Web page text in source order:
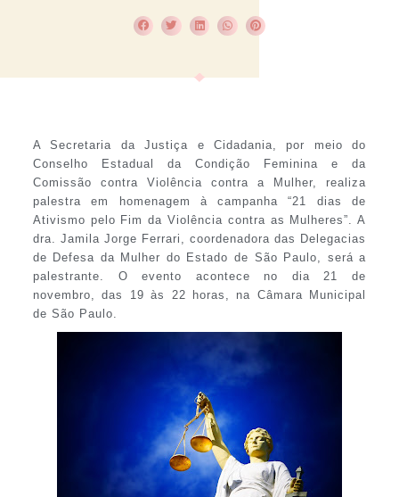
A Secretaria da Justiça e Cidadania, por meio do
Conselho Estadual da Condição Feminina e da
Comissão contra Violência contra a Mulher, realiza
palestra em homenagem à campanha “21 dias de
Ativismo pelo Fim da Violência contra as Mulheres”. A
dra. Jamila Jorge Ferrari, coordenadora das Delegacias
de Defesa da Mulher do Estado de São Paulo, será a
palestrante. O evento acontece no dia 21 de
novembro, das 19 às 22 horas, na Câmara Municipal
de São Paulo.